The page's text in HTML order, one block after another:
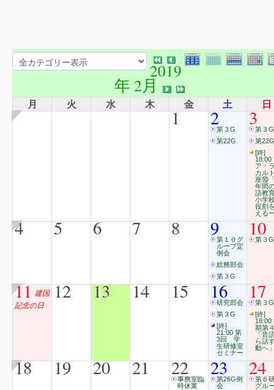
2019
年 2月
月 火 水 木 金 土 日
1 2第３G
第22G
3第３G
第22G
[終]
18:00
ア・
カル
座⑩
年間
語教
小学
役割
える
4 5 6 7 8 9第１０グ
ループ定
例会
総務部会
第３G
10
第３G
11 建国
記念の日
12 13 14 15 16
研究部会
第３G
[終]
21:00 第
3回 学
生研修室
セミナー
17
第３G
[終]
18:00
期第
「音
ら話
動へ
18 19 20 21 22
事務室臨
時休業
23
第26G例
会
24
第６
グル